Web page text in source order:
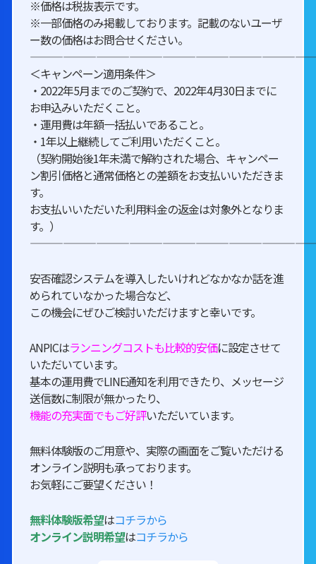
※価格は税抜表示です。
※一部価格のみ掲載しております。記載のないユーザ
ー数の価格はお問合せください。
＜キャンペーン適用条件＞
・2022年5月までのご契約で、2022年4月30日までに
お申込みいただくこと。
・運用費は年額一括払いであること。
・1年以上継続してご利用いただくこと。
（契約開始後1年未満で解約された場合、キャンペー
ン割引価格と通常価格との差額をお支払いいただきま
す。
お支払いいただいた利用料金の返金は対象外となりま
す。）
安否確認システムを導入したいけれどなかなか話を進
められていなかった場合など、
この機会にぜひご検討いただけますと幸いです。
ANPICはランニングコストも比較的安価に設定させて
いただいています。
基本の運用費でLINE通知を利用できたり、メッセージ
送信数に制限が無かったり、
機能の充実面でもご好評いただいています。
無料体験版のご用意や、実際の画面をご覧いただける
オンライン説明も承っております。
お気軽にご要望ください！
無料体験版希望はコチラから
オンライン説明希望はコチラから